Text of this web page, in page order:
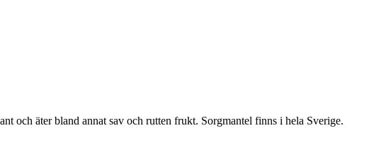
och äter bland annat sav och rutten frukt. Sorgmantel finns i hela Sverige.